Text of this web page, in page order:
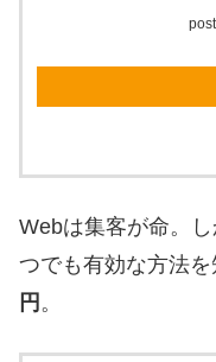
Webは集客が命。
つでも有効な方法を
円 。